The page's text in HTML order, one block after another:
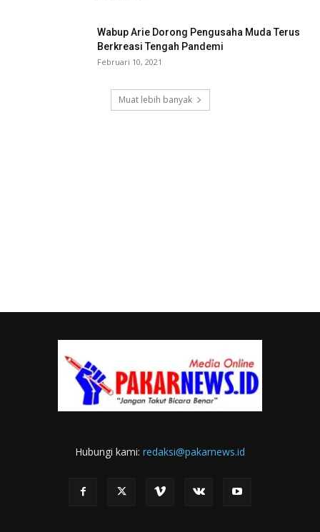
Wabup Arie Dorong Pengusaha Muda Terus
Berkreasi Tengah Pandemi
Februari 10, 2021
Muat lebih banyak
Hubungi kami: redaksi@pakarnews.id